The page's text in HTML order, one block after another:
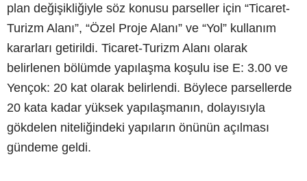
plan değişikliğiyle söz konusu parseller için “Ticaret-
Turizm Alanı”, “Özel Proje Alanı” ve “Yol” kullanım
kararları getirildi. Ticaret-Turizm Alanı olarak
belirlenen bölümde yapılaşma koşulu ise E: 3.00 ve
Yençok: 20 kat olarak belirlendi. Böylece parsellerde
20 kata kadar yüksek yapılaşmanın, dolayısıyla
gökdelen niteliğindeki yapıların önünün açılması
gündeme geldi.